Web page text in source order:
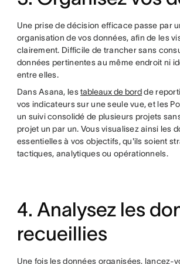
Une prise de décision efficace passe par
organisation de vos données, afin de les
clairement. Difficile de trancher sans
données pertinentes au même endroit ni
entre elles.
Dans Asana, lestableaux de bordde
vos indicateurs sur une seule vue, et les
un suivi consolidé de plusieurs projets
projet un par un. Vous visualisez ainsi les
essentielles à vos objectifs, qu'ils soient
tactiques, analytiques ou opérationnels.
4. Analysez les
recueillies
Une fois les données organisées, lancez-